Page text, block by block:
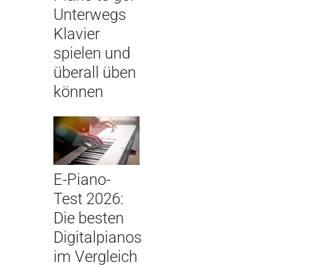
Unterwegs
Klavier
spielen und
überall üben
können
E-Piano-
Test 2026:
Die besten
Digitalpianos
im Vergleich